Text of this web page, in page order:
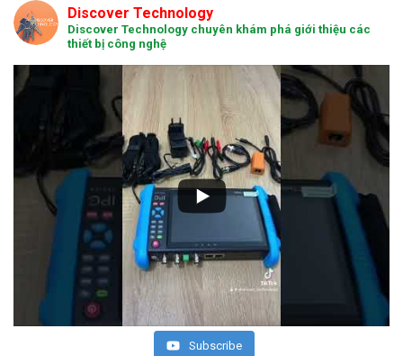
Discover Technology
Discover Technology chuyên khám phá giới thiệu các
thiết bị công nghệ
Subscribe